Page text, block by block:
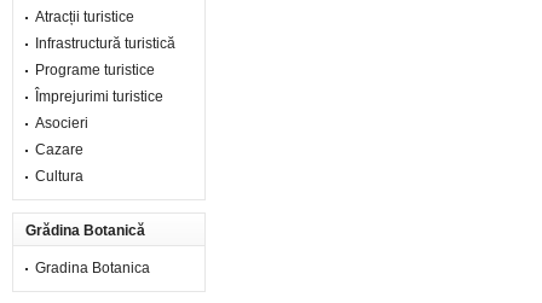
Atracții turistice
Infrastructură turistică
Programe turistice
Împrejurimi turistice
Asocieri
Cazare
Cultura
Grădina Botanică
Gradina Botanica